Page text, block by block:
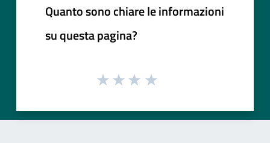
Quanto sono chiare le informazioni
su questa pagina?